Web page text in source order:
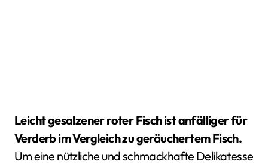
Leicht gesalzener roter Fisch ist anfälliger für
Verderb im Vergleich zu geräuchertem Fisch.
Um eine nützliche und schmackhafte Delikatesse